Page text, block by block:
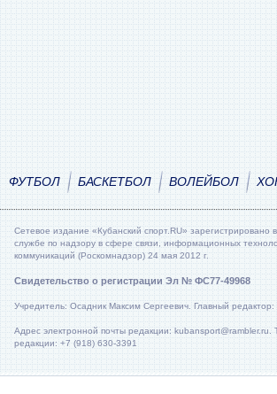
ФУТБОЛ БАСКЕТБОЛ ВОЛЕЙБОЛ
Сетевое издание «Кубанский спорт.RU» зарегистрировано
службе по надзору в сфере связи, информационных
коммуникаций (Роскомнадзор) 24 мая 2012 г.
Свидетельство о регистрации Эл № ФС77-49968
Учредитель: Осадник Максим Сергеевич. Главный
Адрес электронной почты редакции: kubansport@rambler.ru.
редакции: +7 (918) 630-3391